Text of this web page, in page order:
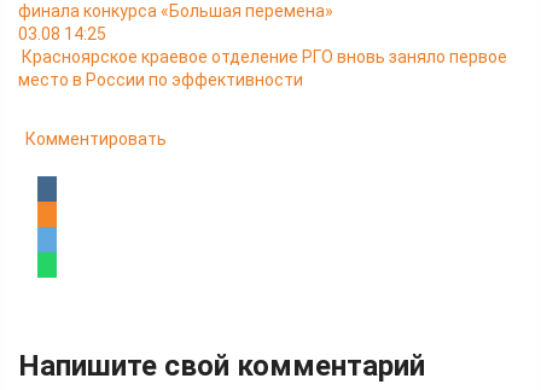
финала конкурса «Большая перемена»
03.08 14:25
Красноярское краевое отделение РГО вновь заняло первое
место в России по эффективности
Комментировать
Напишите свой комментарий